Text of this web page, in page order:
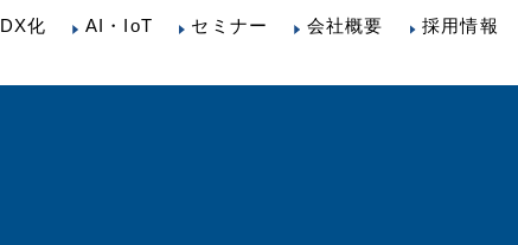
DX化 AI・IoT セミナー 会社概要
採用情報